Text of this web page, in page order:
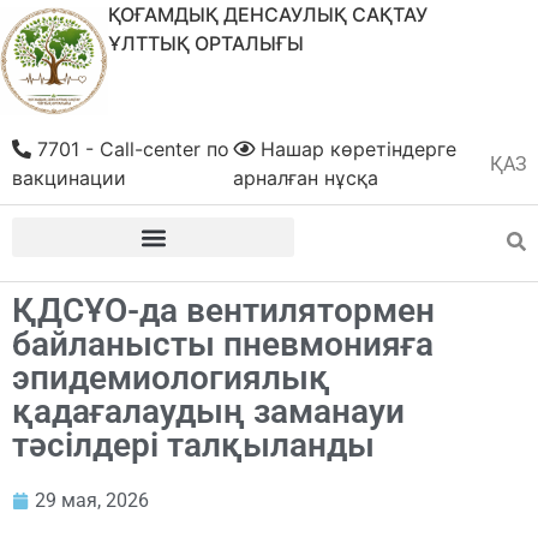
ҚОҒАМДЫҚ ДЕНСАУЛЫҚ САҚТАУ
ҰЛТТЫҚ ОРТАЛЫҒЫ
ҚАЗ
РУС
Нашар көретіндерге
арналған нұсқа
7701 - Call-center по
вакцинации
ҚДСҰО-да вентилятормен
байланысты пневмонияға
эпидемиологиялық
қадағалаудың заманауи
тәсілдері талқыланды
29 мая, 2026